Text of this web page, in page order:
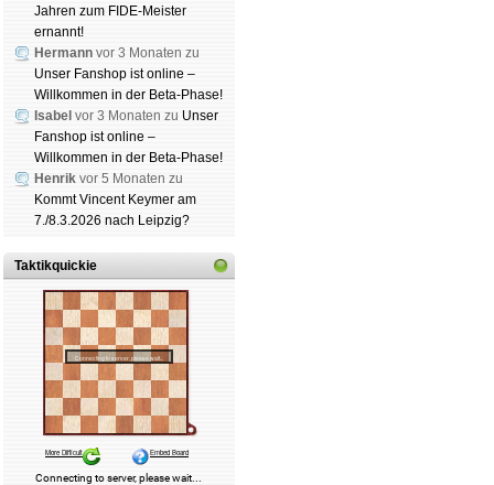
Jahren zum FIDE-Meister
ernannt!
Hermann vor 3 Monaten zu
Unser Fanshop ist online –
Willkommen in der Beta-Phase!
Isabel vor 3 Monaten zu Unser
Fanshop ist online –
Willkommen in der Beta-Phase!
Henrik vor 5 Monaten zu
Kommt Vincent Keymer am
7./8.3.2026 nach Leipzig?
Taktikquickie